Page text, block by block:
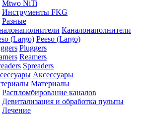
Mtwo NiTi
Инструменты FKG
Разные
Каналонаполнители
Peeso (Largo)
Pluggers
Reamers
Spreaders
Аксессуары
Материалы
Распломбирование каналов
Девитализация и обработка пульпы
Лечение